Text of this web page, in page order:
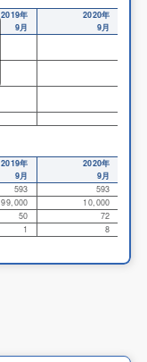
2019年
9月
2020年
9月
2019年
9月
2020年
9月
593
593
99,000
10,000
50
72
1 8